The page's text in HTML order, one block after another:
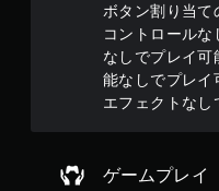
ボタン割り当て
コントロール
なしでプレイ
能なしでプレイ
エフェクトなし
ゲームプレイ